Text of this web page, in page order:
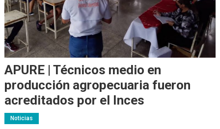
APURE | Técnicos medio en
producción agropecuaria fueron
acreditados por el Inces
Noticias